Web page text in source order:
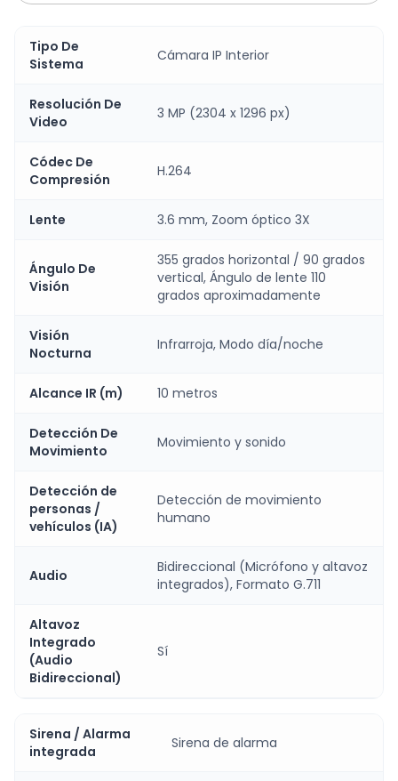
Tipo De
Sistema
Cámara IP Interior
Resolución De
Video
3 MP (2304 x 1296 px)
Códec De
Compresión
H.264
Lente 3.6 mm, Zoom óptico 3X
Ángulo De
Visión
355 grados horizontal / 90 grados
vertical, Ángulo de lente 110
grados aproximadamente
Visión
Nocturna
Infrarroja, Modo día/noche
Alcance IR (m) 10 metros
Detección De
Movimiento
Movimiento y sonido
Detección de
personas /
vehículos (IA)
Detección de movimiento
humano
Audio
Bidireccional (Micrófono y altavoz
integrados), Formato G.711
Altavoz
Integrado
(Audio
Bidireccional)
Sí
Sirena / Alarma
integrada
Sirena de alarma